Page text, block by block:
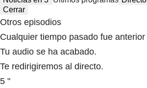
Cerrar
Otros episodios
Cualquier tiempo pasado fue anterior
Tu audio se ha acabado.
Te redirigiremos al directo.
5 "